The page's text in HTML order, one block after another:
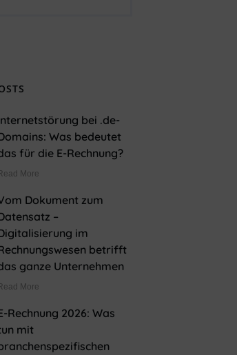
bei .de-
Was bedeutet
für die E-Rechnung?
More
Dokument zum
–
im
betrifft
ganze Unternehmen
More
Rechnung 2026: Was
mit